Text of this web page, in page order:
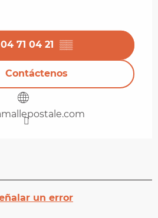
04 71 04 21 ▒▒
Contáctenos
un error